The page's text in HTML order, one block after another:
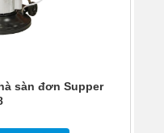
sàn đơn Supper